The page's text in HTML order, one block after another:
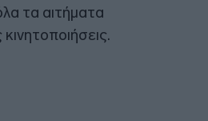
τα αιτήματα